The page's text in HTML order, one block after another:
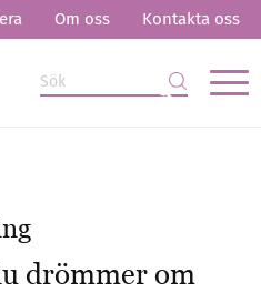
Om oss Kontakta oss
drömmer om